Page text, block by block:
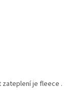
zateplení je fleece .